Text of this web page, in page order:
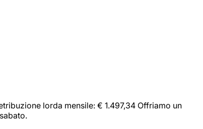
lorda mensile: € 1.497,34 Offriamo un